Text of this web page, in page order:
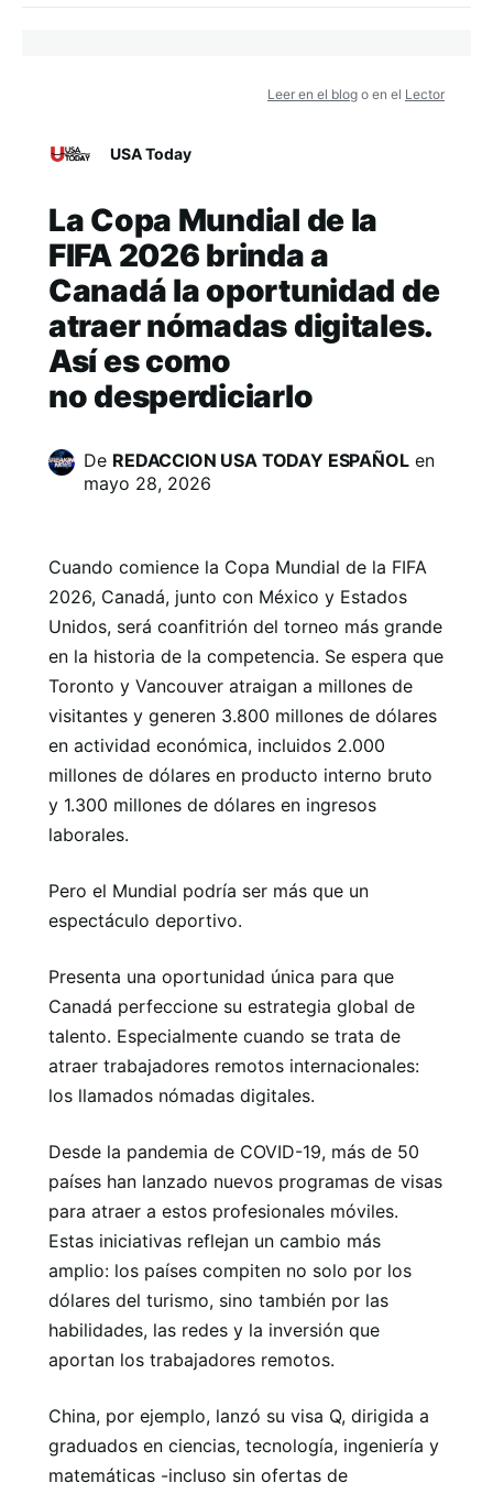
Leer en el blog o en el Lector
USA Today
La Copa Mundial de la
FIFA 2026 brinda a
Canadá la oportunidad de
atraer nómadas digitales.
Así es como
no desperdiciarlo
De REDACCION USA TODAY ESPAÑOLen
mayo 28, 2026
Cuando comience la Copa Mundial de la FIFA
2026, Canadá, junto con México y Estados
Unidos, será coanfitrión del torneo más grande
en la historia de la competencia. Se espera que
Toronto y Vancouver atraigan a millones de
visitantes y generen 3.800 millones de dólares
en actividad económica, incluidos 2.000
millones de dólares en producto interno bruto
y 1.300 millones de dólares en ingresos
laborales.
Pero el Mundial podría ser más que un
espectáculo deportivo.
Presenta una oportunidad única para que
Canadá perfeccione su estrategia global de
talento. Especialmente cuando se trata de
atraer trabajadores remotos internacionales:
los llamados nómadas digitales.
Desde la pandemia de COVID-19, más de 50
países han lanzado nuevos programas de visas
para atraer a estos profesionales móviles.
Estas iniciativas reflejan un cambio más
amplio: los países compiten no solo por los
dólares del turismo, sino también por las
habilidades, las redes y la inversión que
aportan los trabajadores remotos.
China, por ejemplo, lanzó su visa Q, dirigida a
graduados en ciencias, tecnología, ingeniería y
matemáticas -incluso sin ofertas de